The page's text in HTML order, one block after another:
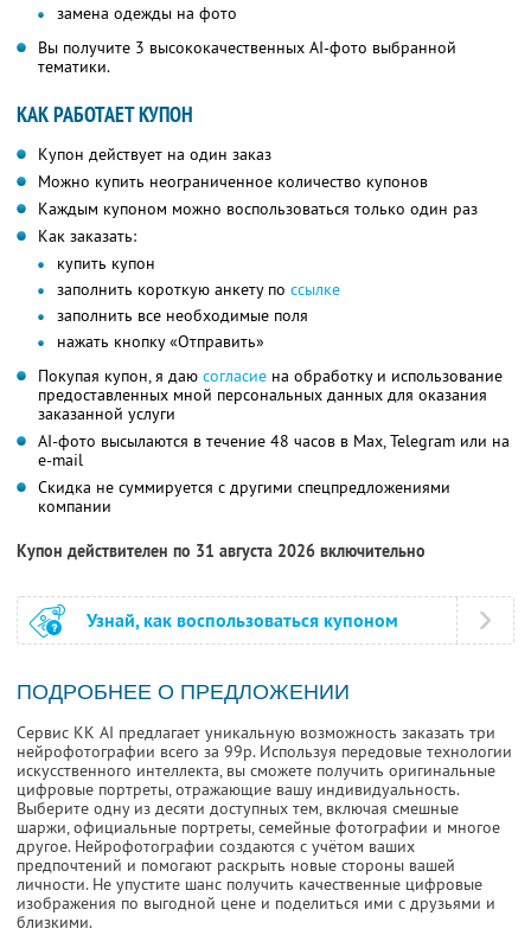
замена одежды на фото
Вы получите 3 высококачественных AI-фото выбранной
тематики.
КАК РАБОТАЕТ КУПОН
Купон действует на один заказ
Можно купить неограниченное количество купонов
Каждым купоном можно воспользоваться только один раз
Как заказать:
купить купон
заполнить короткую анкету по ссылке
заполнить все необходимые поля
нажать кнопку «Отправить»
Покупая купон, я даю согласие на обработку и использование
предоставленных мной персональных данных для оказания
заказанной услуги
AI-фото высылаются в течение 48 часов в Max, Telegram или на
e-mail
Скидка не суммируется с другими спецпредложениями
компании
Купон действителен по 31 августа 2026 включительно
Узнай, как воспользоваться купоном
ПОДРОБНЕЕ О ПРЕДЛОЖЕНИИ
Сервис KK AI предлагает уникальную возможность заказать три
нейрофотографии всего за 99р. Используя передовые технологии
искусственного интеллекта, вы сможете получить оригинальные
цифровые портреты, отражающие вашу индивидуальность.
Выберите одну из десяти доступных тем, включая смешные
шаржи, официальные портреты, семейные фотографии и многое
другое. Нейрофотографии создаются с учётом ваших
предпочтений и помогают раскрыть новые стороны вашей
личности. Не упустите шанс получить качественные цифровые
изображения по выгодной цене и поделиться ими с друзьями и
близкими.